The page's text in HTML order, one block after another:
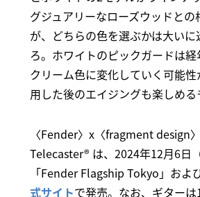
グジュアリーなローズウッドとの
が、どちらの色を選ぶかは大いに
ろ。ホワイトのピックガードは
クリーム色に変化していく可能
用した後のエイジングも楽しめる
〈Fender〉x〈fragment design
Telecaster®︎ は、2024年12月6日
「Fender Flagship Tokyo」およ
式サイトで発売。なお、ギターは